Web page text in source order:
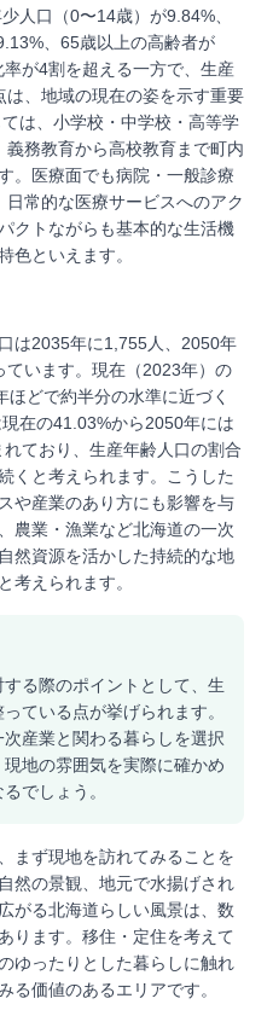
人口（0〜14歳）が9.84%、
、65歳以上の高齢者が
が4割を超える一方で、生産
、地域の現在の姿を示す重要
は、小学校・中学校・高等学
務教育から高校教育まで町内
。医療面でも病院・一般診療
常的な医療サービスへのアク
クトながらも基本的な生活機
色といえます。
は2035年に1,755人、2050年
います。現在（2023年）の
どで約半分の水準に近づく
在の41.03%から2050年には
ており、生産年齢人口の割合
くと考えられます。こうした
や産業のあり方にも影響を与
農業・漁業など北海道の一次
然資源を活かした持続的な地
考えられます。
る際のポイントとして、生
ている点が挙げられます。
産業と関わる暮らしを選択
地の雰囲気を実際に確かめ
でしょう。
まず現地を訪れてみることを
然の景観、地元で水揚げされ
がる北海道らしい風景は、数
ります。移住・定住を考えて
ゆったりとした暮らしに触れ
る価値のあるエリアです。